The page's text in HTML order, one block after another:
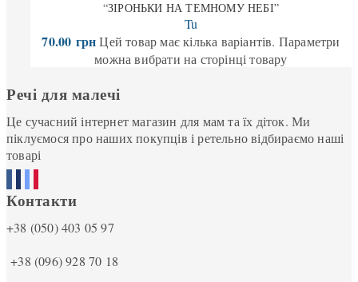
“ЗІРОНЬКИ НА ТЕМНОМУ НЕБІ”
Tu
70.00 грн Цей товар має кілька варіантів. Параметри
можна вибрати на сторінці товару
Речі для малечі
Це сучасний інтернет магазин для мам та їх діток. Ми
піклуємося про наших покупців і ретельно відбираємо наші
товарі
Контакти
+38 (050) 403 05 97
+38 (096) 928 70 18